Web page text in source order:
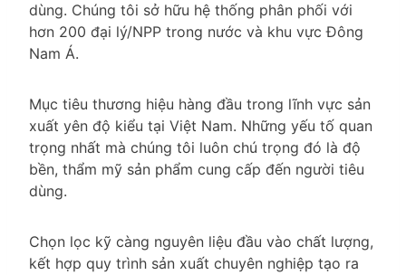
dùng. Chúng tôi sở hữu hệ thống phân phối với
hơn 200 đại lý/NPP trong nước và khu vực Đông
Nam Á.
Mục tiêu thương hiệu hàng đầu trong lĩnh vực sản
xuất yên độ kiểu tại Việt Nam. Những yếu tố quan
trọng nhất mà chúng tôi luôn chú trọng đó là độ
bền, thẩm mỹ sản phẩm cung cấp đến người tiêu
dùng.
Chọn lọc kỹ càng nguyên liệu đầu vào chất lượng,
kết hợp quy trình sản xuất chuyên nghiệp tạo ra